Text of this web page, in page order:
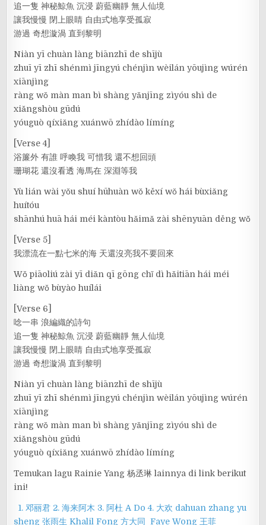
追一隻 神秘鯨魚 沉浸 蔚藍幽靜 無人仙境
讓我慢慢 閉上眼睛 自由式地享受孤寂
游過 奇想漩渦 直到黎明
Niàn yī chuàn làng biānzhī de shījù
zhuī yī zhī shénmì jīngyú chénjìn wèilán yōujìng wúrén
xiānjìng
ràng wǒ màn man bì shàng yǎnjīng zìyóu shì de
xiǎngshòu gūdú
yóuguò qíxiǎng xuánwō zhídào límíng
[Verse 4]
浴簾外 有誰 呼喚我 可惜我 還不想回頭
珊瑚花 還沒看透 海馬在 深淵等我
Yù lián wài yǒu shuí hūhuàn wǒ kěxí wǒ hái bùxiǎng
huítóu
shānhú huā hái méi kàntòu hǎimǎ zài shēnyuān děng wǒ
[Verse 5]
我漂流在一點七米的海 天還沒亮我不要回來
Wǒ piāoliú zài yī diǎn qī gōng chǐ dì hǎitiān hái méi
liàng wǒ bùyào huílái
[Verse 6]
唸一串 浪編織的詩句
追一隻 神秘鯨魚 沉浸 蔚藍幽靜 無人仙境
讓我慢慢 閉上眼睛 自由式地享受孤寂
游過 奇想漩渦 直到黎明
Niàn yī chuàn làng biānzhī de shījù
zhuī yī zhī shénmì jīngyú chénjìn wèilán yōujìng wúrén
xiānjìng
ràng wǒ màn man bì shàng yǎnjīng zìyóu shì de
xiǎngshòu gūdú
yóuguò qíxiǎng xuánwō zhídào límíng
Temukan lagu Rainie Yang 杨丞琳 lainnya di link berikut
ini!
1. 邓丽君 2. 海来阿木 3. 阿杜 A Do 4. 大欢 dahuan zhang yu
sheng 张雨生 Khalil Fong 方大同 Faye Wong 王菲